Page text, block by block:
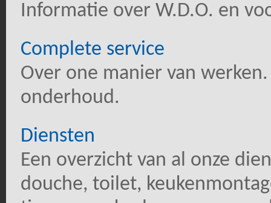
Informatie over W.D.O. en
Complete service
Over one manier van
onderhoud.
Diensten
Een overzicht van al onze
douche, toilet,